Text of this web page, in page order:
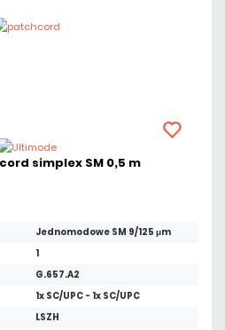
simplex SM 0,5 m
Jednomodowe SM 9/125 μm
1
G.657.A2
1x SC/UPC - 1x SC/UPC
LSZH